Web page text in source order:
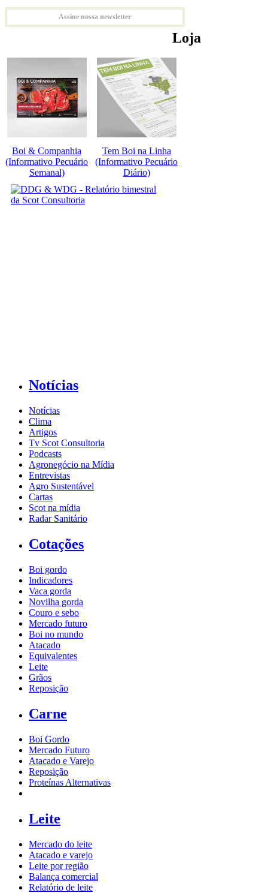
Assine nossa newsletter
Loja
Boi & Companhia
(Informativo Pecuário
Semanal)
Tem Boi na Linha
(Informativo Pecuário
Diário)
Notícias
Notícias
Clima
Artigos
Tv Scot Consultoria
Podcasts
Agronegócio na Mídia
Entrevistas
Agro Sustentável
Cartas
Scot na mídia
Radar Sanitário
Cotações
Boi gordo
Indicadores
Vaca gorda
Novilha gorda
Couro e sebo
Mercado futuro
Boi no mundo
Atacado
Equivalentes
Leite
Grãos
Reposição
Carne
Boi Gordo
Mercado Futuro
Atacado e Varejo
Reposição
Proteínas Alternativas
Leite
Mercado do leite
Atacado e varejo
Leite por região
Balança comercial
Relatório de leite